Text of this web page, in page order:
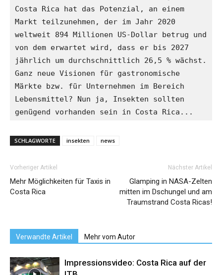
Costa Rica hat das Potenzial, an einem
Markt teilzunehmen, der im Jahr 2020
weltweit 894 Millionen US-Dollar betrug und
von dem erwartet wird, dass er bis 2027
jährlich um durchschnittlich 26,5 % wächst.
Ganz neue Visionen für gastronomische
Märkte bzw. für Unternehmen im Bereich
Lebensmittel? Nun ja, Insekten sollten
genügend vorhanden sein in Costa Rica...
SCHLAGWORTE insekten news
Vorheriger Artikel
Mehr Möglichkeiten für Taxis in
Costa Rica
Nächster Artikel
Glamping in NASA-Zelten
mitten im Dschungel und am
Traumstrand Costa Ricas!
Verwandte Artikel Mehr vom Autor
Impressionsvideo: Costa Rica auf der